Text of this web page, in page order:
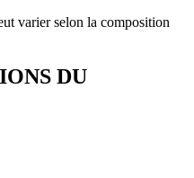
varier selon la composition
DU